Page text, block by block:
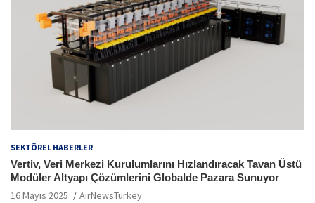
SEKTÖREL HABERLER
Vertiv, Veri Merkezi Kurulumlarını Hızlandıracak Tavan Üstü
Modüler Altyapı Çözümlerini Globalde Pazara Sunuyor
16 Mayıs 2025 AirNewsTurkey